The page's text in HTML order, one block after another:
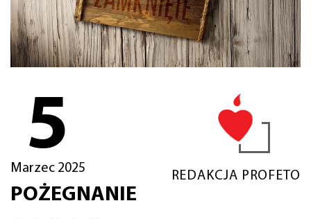
5
Marzec 2025
REDAKCJA PROFETO
POŻEGNANIE